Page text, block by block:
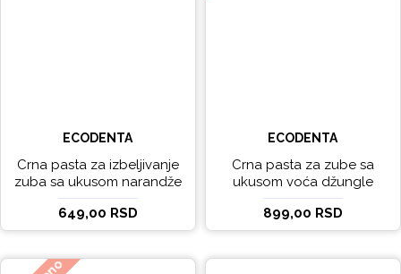
ECODENTA
Crna pasta za izbeljivanje
zuba sa ukusom narandže
Ecodenta 100 ml
649,00 RSD
ECODENTA
Crna pasta za zube sa
ukusom voća džungle
Ecodenta 75 ml
899,00 RSD